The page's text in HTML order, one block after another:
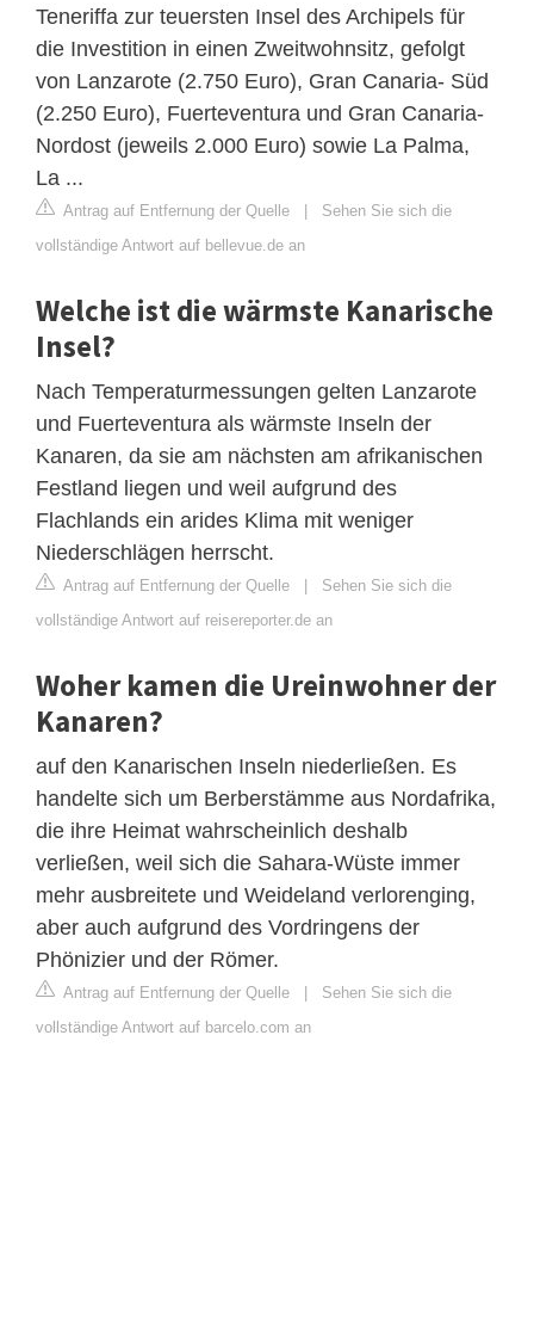
Teneriffa zur teuersten Insel des Archipels für
die Investition in einen Zweitwohnsitz, gefolgt
von Lanzarote (2.750 Euro), Gran Canaria- Süd
(2.250 Euro), Fuerteventura und Gran Canaria-
Nordost (jeweils 2.000 Euro) sowie La Palma,
La ...
Antrag auf Entfernung der Quelle | Sehen Sie sich die
vollständige Antwort auf bellevue.de an
Welche ist die wärmste Kanarische
Insel?
Nach Temperaturmessungen gelten Lanzarote
und Fuerteventura als wärmste Inseln der
Kanaren, da sie am nächsten am afrikanischen
Festland liegen und weil aufgrund des
Flachlands ein arides Klima mit weniger
Niederschlägen herrscht.
Antrag auf Entfernung der Quelle | Sehen Sie sich die
vollständige Antwort auf reisereporter.de an
Woher kamen die Ureinwohner der
Kanaren?
auf den Kanarischen Inseln niederließen. Es
handelte sich um Berberstämme aus Nordafrika,
die ihre Heimat wahrscheinlich deshalb
verließen, weil sich die Sahara-Wüste immer
mehr ausbreitete und Weideland verlorenging,
aber auch aufgrund des Vordringens der
Phönizier und der Römer.
Antrag auf Entfernung der Quelle | Sehen Sie sich die
vollständige Antwort auf barcelo.com an